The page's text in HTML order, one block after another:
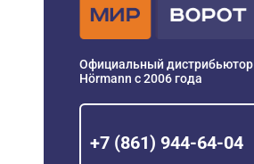
Официальный дистрибьютор
Hörmann с 2006 года
+7 (861) 944-64-04